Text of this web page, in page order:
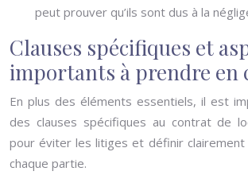
peut prouver qu’ils sont dus à la
Clauses spécifiques et
importants à prendre en
En plus des éléments essentiels, il est
des clauses spécifiques au contrat de
pour éviter les litiges et définir clairement
chaque partie.